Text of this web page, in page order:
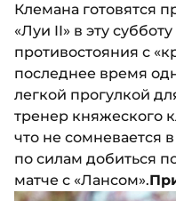
Клемана готовятся
«Луи II» в эту
противостояния с
последнее время
легкой прогулкой
тренер княжеского
что не сомневается
по силам добиться
матче с «Лансом».